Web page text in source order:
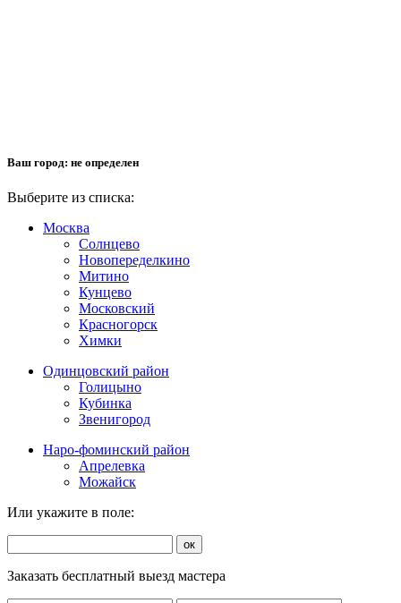
Ваш город: не определен
Выберите из списка:
Москва
Солнцево
Новопеределкино
Митино
Кунцево
Московский
Красногорск
Химки
Одинцовский район
Голицыно
Кубинка
Звенигород
Наро-фоминский район
Апрелевка
Можайск
Или укажите в поле:
ок
Заказать бесплатный выезд мастера